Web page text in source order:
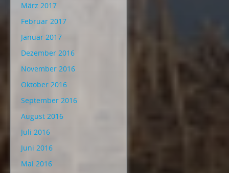
März 2017
Februar 2017
Januar 2017
Dezember 2016
November 2016
Oktober 2016
September 2016
August 2016
Juli 2016
Juni 2016
Mai 2016